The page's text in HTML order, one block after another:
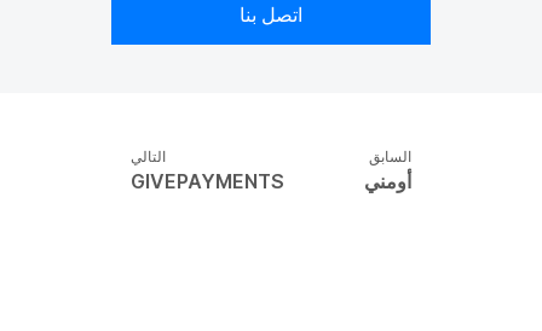
اتصل بنا
السابق
أومني
التالي
GIVEPAYMENTS